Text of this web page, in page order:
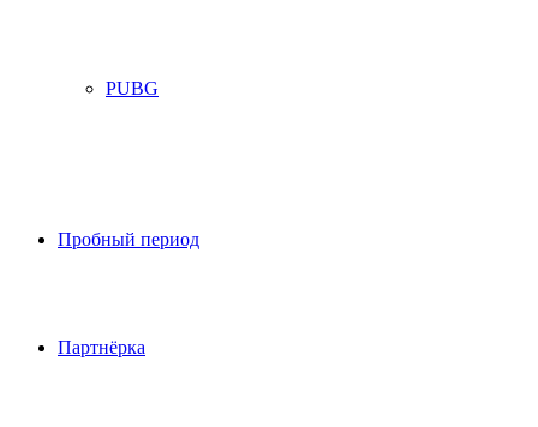
PUBG
Пробный период
Партнёрка